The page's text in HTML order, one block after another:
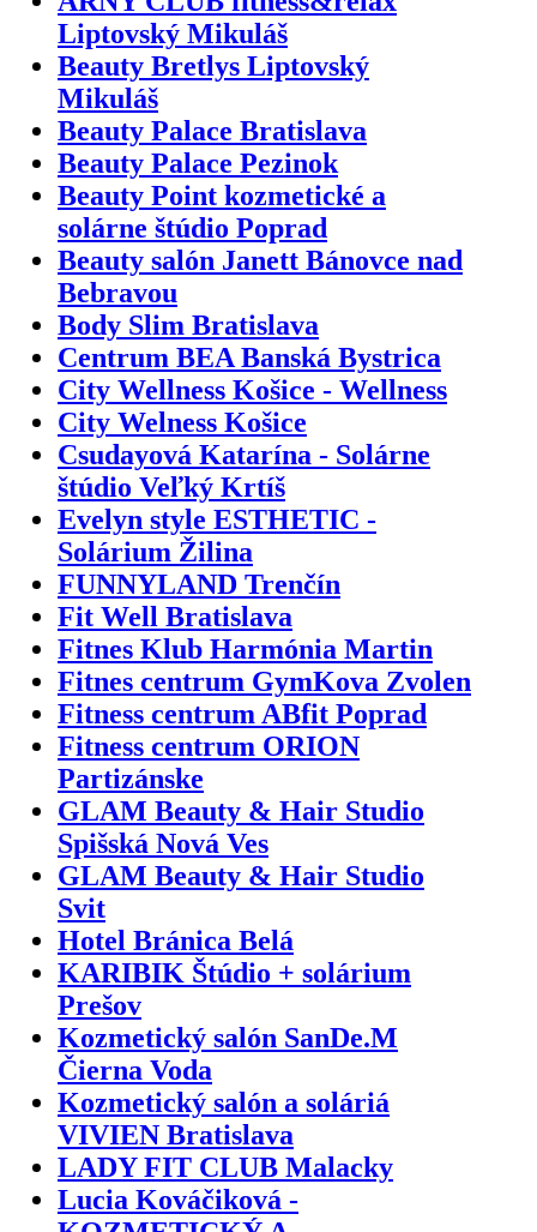
Liptovský Mikuláš
Beauty Bretlys Liptovský
Mikuláš
Beauty Palace Bratislava
Beauty Palace Pezinok
Beauty Point kozmetické a
solárne štúdio Poprad
Beauty salón Janett Bánovce nad
Bebravou
Body Slim Bratislava
Centrum BEA Banská Bystrica
City Wellness Košice - Wellness
City Welness Košice
Csudayová Katarína - Solárne
štúdio Veľký Krtíš
Evelyn style ESTHETIC -
Solárium Žilina
FUNNYLAND Trenčín
Fit Well Bratislava
Fitnes Klub Harmónia Martin
Fitnes centrum GymKova Zvolen
Fitness centrum ABfit Poprad
Fitness centrum ORION
Partizánske
GLAM Beauty & Hair Studio
Spišská Nová Ves
GLAM Beauty & Hair Studio
Svit
Hotel Bránica Belá
KARIBIK Štúdio + solárium
Prešov
Kozmetický salón SanDe.M
Čierna Voda
Kozmetický salón a soláriá
VIVIEN Bratislava
LADY FIT CLUB Malacky
Lucia Kováčiková -